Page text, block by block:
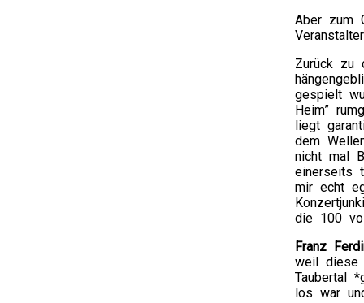
Aber zum
Zurück zu
gespielt
Heim”
liegt
dem
nicht mal
einerseits
mir echt
die 100
Franz
weil diese
Taubertal
los war